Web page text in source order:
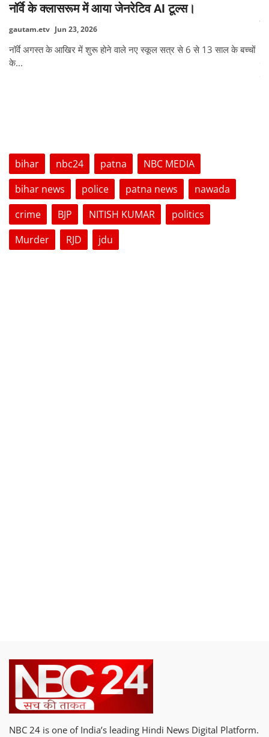
नॉर्वे के क्लासरूम में आया जेनरेटिव AI टूल्स।
gautam.etv Jun 23, 2026
नॉर्वे अगस्त के आखिर में शुरू होने वाले नए स्कूल सत्र से 6 से 13 साल के बच्चों
के...
bihar nbc24 patna
NBC MEDIA
bihar news
police patna news
nawada
crime
BJP NITISH KUMAR
politics
Murder
RJD jdu
NBC 24 is one of India’s leading Hindi News Digital Platform.